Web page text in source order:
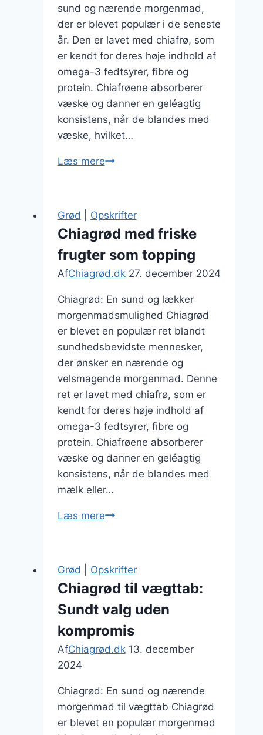
sund og nærende morgenmad,
der er blevet populær i de seneste
år. Den er lavet med chiafrø, som
er kendt for deres høje indhold af
omega-3 fedtsyrer, fibre og
protein. Chiafrøene absorberer
væske og danner en geléagtig
konsistens, når de blandes med
væske, hvilket…
Læs mereChiagrød
og
Grød Opskrifter
Chiagrød med friske
frugter som topping
AfChiagrød.dk 27. december 2024
Chiagrød: En sund og lækker
morgenmadsmulighed Chiagrød
er blevet en populær ret blandt
sundhedsbevidste mennesker,
der ønsker en nærende og
velsmagende morgenmad. Denne
ret er lavet med chiafrø, som er
kendt for deres høje indhold af
omega-3 fedtsyrer, fibre og
protein. Chiafrøene absorberer
væske og danner en geléagtig
konsistens, når de blandes med
mælk eller…
Læs mereChiagrød
frugter
topping
Grød Opskrifter
Chiagrød til vægttab:
Sundt valg uden
kompromis
AfChiagrød.dk 13. december
2024
Chiagrød: En sund og nærende
morgenmad til vægttab Chiagrød
er blevet en populær morgenmad